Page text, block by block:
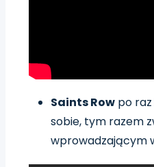
Saints Row po
sobie, tym razem
wprowadzającym